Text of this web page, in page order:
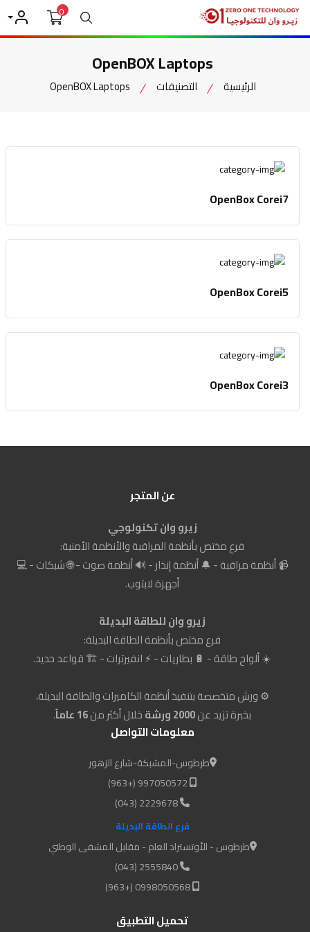
بحث0
حسابي
OpenBOX Laptops
الرئيسية التصنيفات OpenBOX Laptops
OpenBox Corei7
OpenBox Corei5
OpenBox Corei3
عن المتجر
زيرو وان تكنولوجي
فرع مختص بأنظمة المراقبة والأنظمة الأمنية:
📹 أنظمة مراقبة - 🔔 أنظمة إنذار - 🔊 أنظمة صوت - 🌐 شبكات - 💻
أجهزة لابتوب.
زيرو وان للطاقة البديلة
فرع مختص بأنظمة الطاقة البديلة:
☀️ ألواح طاقة - 🔋 بطاريات - ⚡ انفيرترات - 🏗️ قواعد حديد.
⚙️ ورش متخصصة بتنفيذ أنظمة الكاميرات والطاقة البديلة،
بخبرة تزيد عن2000 ورشة خلال أكثر من16 عاماً
.
معلومات التواصل
طرطوس-المشبكة-شارع الزهور
2229678 (043)
فرع الطاقة البديلة
طرطوس - الأوتستراد العام - مقابل المشفى الوطني
2555840 (043)
تحميل التطبيق